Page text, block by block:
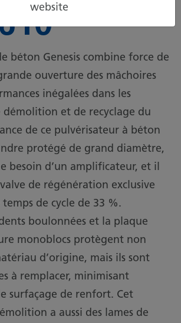
béton Genesis combine force de
ouverture des mâchoires
inégalées dans les
démolition et de recyclage du
de ce pulvérisateur à béton
protégé de grand diamètre,
besoin d’un amplificateur, et il
de régénération exclusive
de cycle de 33 %.
boulonnées et la plaque
monoblocs protègent non
d’origine, mais ils sont
à remplacer, minimisant
surfaçage de renfort. Cet
a aussi des lames de
website